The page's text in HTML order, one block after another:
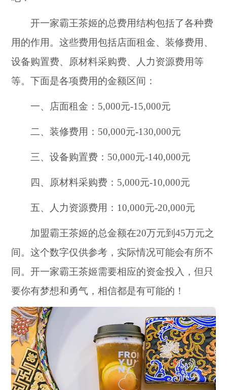
开一家霸王茶姬的总费用结构包括了各种费
用的作用。这些费用包括店面租金、装修费用、
设备购置费、原材料采购费、人力资源费用等
等。下面是各项费用的金额区间：
一、店面租金：5,000元-15,000元
二、装修费用：50,000元-130,000元
三、设备购置费：50,000元-140,000元
四、原材料采购费：5,000元-10,000元
五、人力资源费用：10,000元-20,000元
加盟霸王茶姬的总金额在20万元到45万元之
间。这个数字仅供参考，实际情况可能会有所不
同。开一家霸王茶姬需要相应的资金投入，但只
要你有梦想和勇气，相信都是有可能的！